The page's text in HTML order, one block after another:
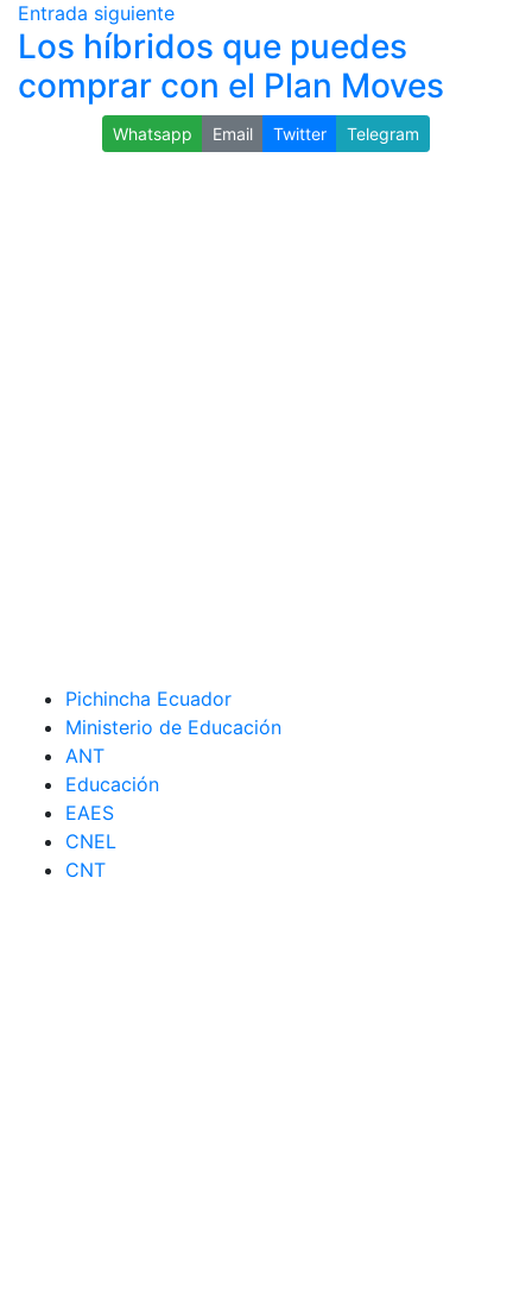
Entrada siguiente
Los híbridos que puedes
comprar con el Plan Moves
Whatsapp Email Twitter Telegram
Pichincha Ecuador
Ministerio de Educación
ANT
Educación
EAES
CNEL
CNT